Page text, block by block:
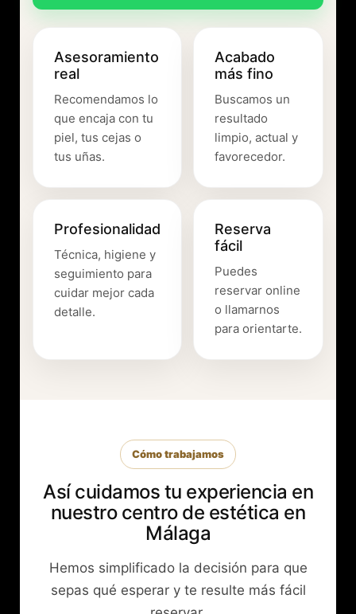
Asesoramiento
real
Recomendamos lo
que encaja con tu
piel, tus cejas o
tus uñas.
Acabado
más fino
Buscamos un
resultado
limpio, actual y
favorecedor.
Profesionalidad
Técnica, higiene y
seguimiento para
cuidar mejor cada
detalle.
Reserva
fácil
Puedes
reservar online
o llamarnos
para orientarte.
Cómo trabajamos
Así cuidamos tu experiencia en
nuestro centro de estética en
Málaga
Hemos simplificado la decisión para que
sepas qué esperar y te resulte más fácil